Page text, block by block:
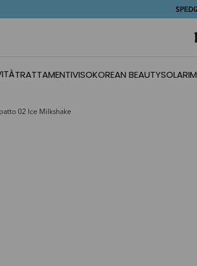
TRATTAMENTIVISOKOREAN BEAUTYSOLARI
02 Ice Milkshake